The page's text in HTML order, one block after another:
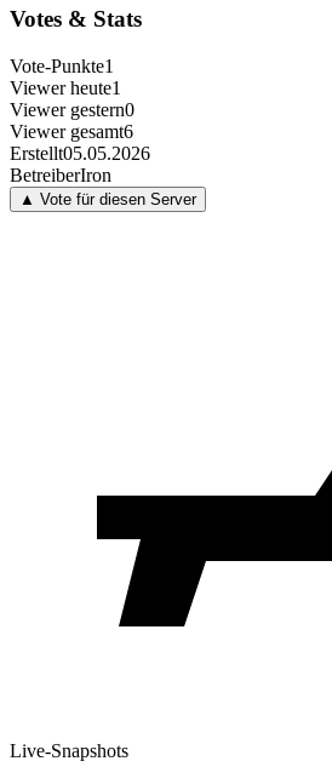
Votes & Stats
Vote-Punkte1
Viewer heute1
Viewer gestern0
Viewer gesamt6
Erstellt05.05.2026
BetreiberIron
▲ Vote für diesen Server
Live-Snapshots